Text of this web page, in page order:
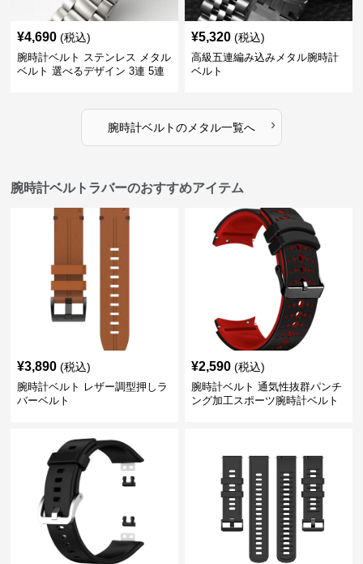
¥4,690 (税込)
腕時計ベルト ステンレス メタル
ベルト 選べるデザイン 3連 5連
¥5,320 (税込)
高級五連編み込みメタル腕時計
ベルト
腕時計ベルトのメタル一覧へ ›
腕時計ベルトラバーのおすすめアイテム
¥3,890 (税込)
腕時計ベルト レザー調型押しラ
バーベルト
¥2,590 (税込)
腕時計ベルト 通気性抜群パンチ
ング加工スポーツ腕時計ベルト